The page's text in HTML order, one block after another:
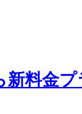
新料金